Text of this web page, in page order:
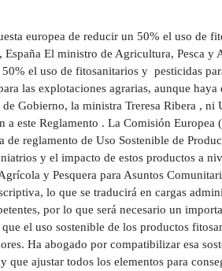
europea de reducir un 50% el uso de
España El ministro de Agricultura, Pesca
el uso de fitosanitarios y pesticidas
las explotaciones agrarias, aunque
Gobierno, la ministra Treresa Ribera ,
a este Reglamento . La Comisión Europea
reglamento de Uso Sostenible de
y el impacto de estos productos a
y Pesquera para Asuntos
lo que se traducirá en cargas
por lo que será necesario un
el uso sostenible de los productos
Ha abogado por compatibilizar esa
ajustar todos los elementos para